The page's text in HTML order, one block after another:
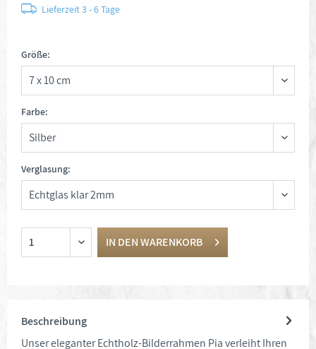
Lieferzeit 3 - 6 Tage
Größe:
Farbe:
Verglasung:
IN DENWARENKORB
Beschreibung
Unser eleganter Echtholz-Bilderrahmen Pia verleiht Ihren